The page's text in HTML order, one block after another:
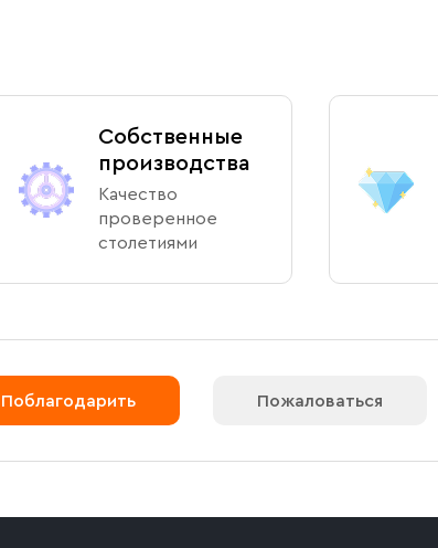
Собственные
производства
Качество
проверенное
столетиями
Поблагодарить Пожаловаться